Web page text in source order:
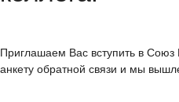
Приглашаем Вас вступить в
анкету обратной связи и мы